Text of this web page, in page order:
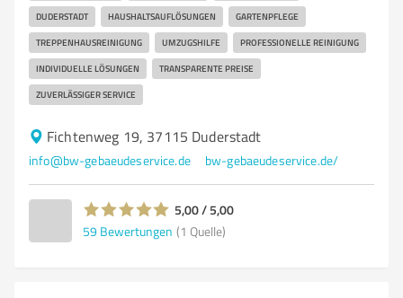
DUDERSTADT HAUSHALTSAUFLÖSUNGEN GARTENPFLEGE
TREPPENHAUSREINIGUNG UMZUGSHILFE PROFESSIONELLE REINIGUNG
INDIVIDUELLE LÖSUNGEN TRANSPARENTE PREISE
ZUVERLÄSSIGER SERVICE
Fichtenweg 19, 37115 Duderstadt
info@bw-gebaeudeservice.de bw-gebaeudeservice.de/
5,00 / 5,00
59 Bewertungen (1 Quelle)